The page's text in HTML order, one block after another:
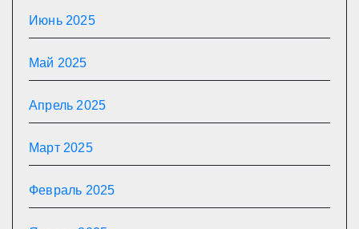
Июнь 2025
Май 2025
Апрель 2025
Март 2025
Февраль 2025